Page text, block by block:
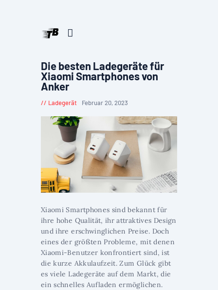
Die besten Ladegeräte für
Xiaomi Smartphones von
Anker
Ladegerät Februar 20, 2023
Xiaomi Smartphones sind bekannt für
ihre hohe Qualität, ihr attraktives Design
und ihre erschwinglichen Preise. Doch
eines der größten Probleme, mit denen
Xiaomi-Benutzer konfrontiert sind, ist
die kurze Akkulaufzeit. Zum Glück gibt
es viele Ladegeräte auf dem Markt, die
ein schnelles Aufladen ermöglichen.